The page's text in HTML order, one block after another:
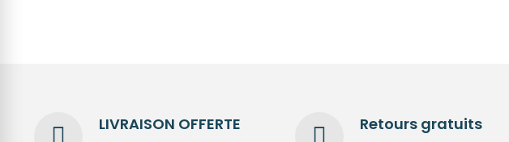
LIVRAISON OFFERTE
Retours gratuits